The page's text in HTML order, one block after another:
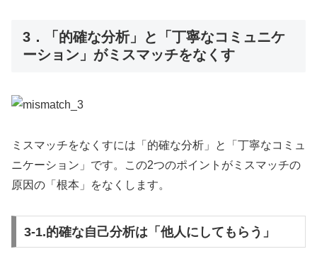
3．「的確な分析」と「丁寧なコミュニケ
ーション」がミスマッチをなくす
ミスマッチをなくすには「的確な分析」と「丁寧なコミュ
ニケーション」です。この2つのポイントがミスマッチの
原因の「根本」をなくします。
3-1.的確な自己分析は「他人にしてもらう」